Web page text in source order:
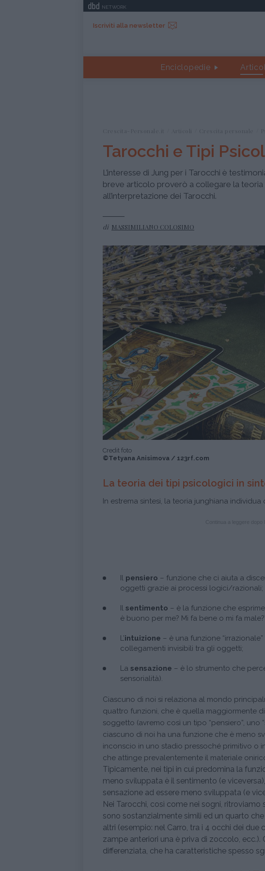
NETWORK
Iscriviti alla newsletter
Enciclopedie
Tarocchi e Tipi
L’interesse di Jung per i Tarocchi è
breve articolo proverò a collegare la teoria
all’interpretazione dei Tarocchi.
di MASSIMILIANO COLOSIMO
Credit foto
©Tetyana Anisimova / 123rf.com
La teoria dei tipi psicologici in
In estrema sintesi, la teoria junghiana
Il pensiero – funzione che ci aiuta a
oggetti grazie ai processi logici/razionali;
Il sentimento – è la funzione che
è buono per me? Mi fa bene o mi fa
L’intuizione – è una funzione
collegamenti invisibili tra gli oggetti;
La sensazione – è lo strumento che
sensorialità).
Ciascuno di noi si relaziona al mondo
quattro funzioni, che è quella maggiormente
soggetto (avremo così un tipo “pensiero”, uno
ciascuno di noi ha una funzione che è meno
inconscio in uno stadio pressoché primitivo o
che attinge prevalentemente il materiale
Tipicamente, nei tipi in cui predomina la
meno sviluppata è il sentimento (e
sensazione ad essere meno sviluppata (e
Nei Tarocchi, così come nei sogni,
sono sostanzialmente simili ed un quarto
altri (esempio: nel Carro, tra i 4 occhi dei due
zampe anteriori una è priva di zoccolo,
differenziata, che ha caratteristiche spesso